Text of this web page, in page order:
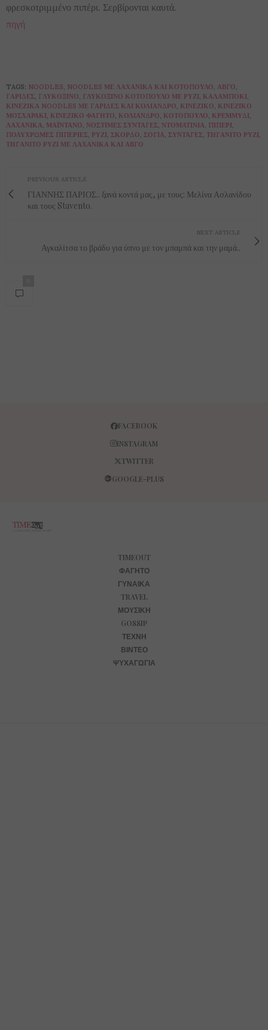
φρεσκοτριμμένο πιπέρι. Σερβίρονται καυτά.
πηγή
TAGS: NOODLES NOODLES ΜΕ ΛΑΧΑΝΙΚΆ ΚΑΙ ΚΟΤΌΠΟΥΛΟ ΑΒΓΌ
ΓΑΡΊΔΕΣ ΓΛΥΚΌΞΙΝΟ ΓΛΥΚΌΞΙΝΟ ΚΟΤΌΠΟΥΛΟ ΜΕ ΡΎΖΙ ΚΑΛΑΜΠΌΚΙ
ΚΙΝΈΖΙΚΑ NOODLES ΜΕ ΓΑΡΊΔΕΣ ΚΑΙ ΚΌΛΙΑΝΔΡΟ ΚΙΝΈΖΙΚΟ ΚΙΝΈΖΙΚΟ
ΜΟΣΧΑΡΆΚΙ ΚΙΝΈΖΙΚΟ ΦΑΓΗΤΌ ΚΌΛΙΑΝΔΡΟ ΚΟΤΌΠΟΥΛΟ ΚΡΕΜΜΎΔΙ
ΛΑΧΑΝΙΚΆ ΜΑΪΝΤΑΝΌ ΝΌΣΤΙΜΕΣ ΣΥΝΤΑΓΈΣ ΝΤΟΜΑΤΊΝΙΑ ΠΙΠΈΡΙ
ΠΟΛΎΧΡΩΜΕΣ ΠΙΠΕΡΙΈΣ ΡΎΖΙ ΣΚΌΡΔΟ ΣΌΓΙΑ ΣΥΝΤΑΓΈΣ ΤΗΓΑΝΙΤΌ ΡΎΖΙ
ΤΗΓΑΝΙΤΌ ΡΎΖΙ ΜΕ ΛΑΧΑΝΙΚΆ ΚΑΙ ΑΒΓΌ
PREVIOUS ARTICLE
ΓΙΑΝΝΗΣ ΠΑΡΙΟΣ.. ξανά κοντά μας, με τους: Μελίνα Ασλανίδου
και τους Stavento.
NEXT ARTICLE
Αγκαλίτσα το βράδυ για ύπνο με τον μπαμπά και την μαμά..
FACEBOOK
INSTAGRAM
TWITTER
GOOGLE-PLUS
TIMEOUT
ΦΑΓΗΤΌ
ΓΥΝΑΊΚΑ
TRAVEL
ΜΟΥΣΙΚΉ
GOSSIP
ΤΈΧΝΗ
ΒΊΝΤΕΟ
ΨΥΧΑΓΩΓΊΑ